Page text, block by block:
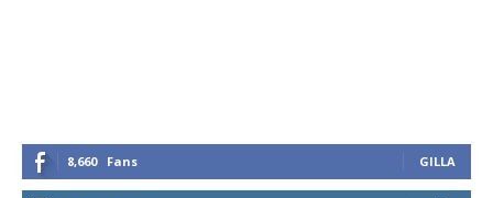
8,660 Fans GILLA